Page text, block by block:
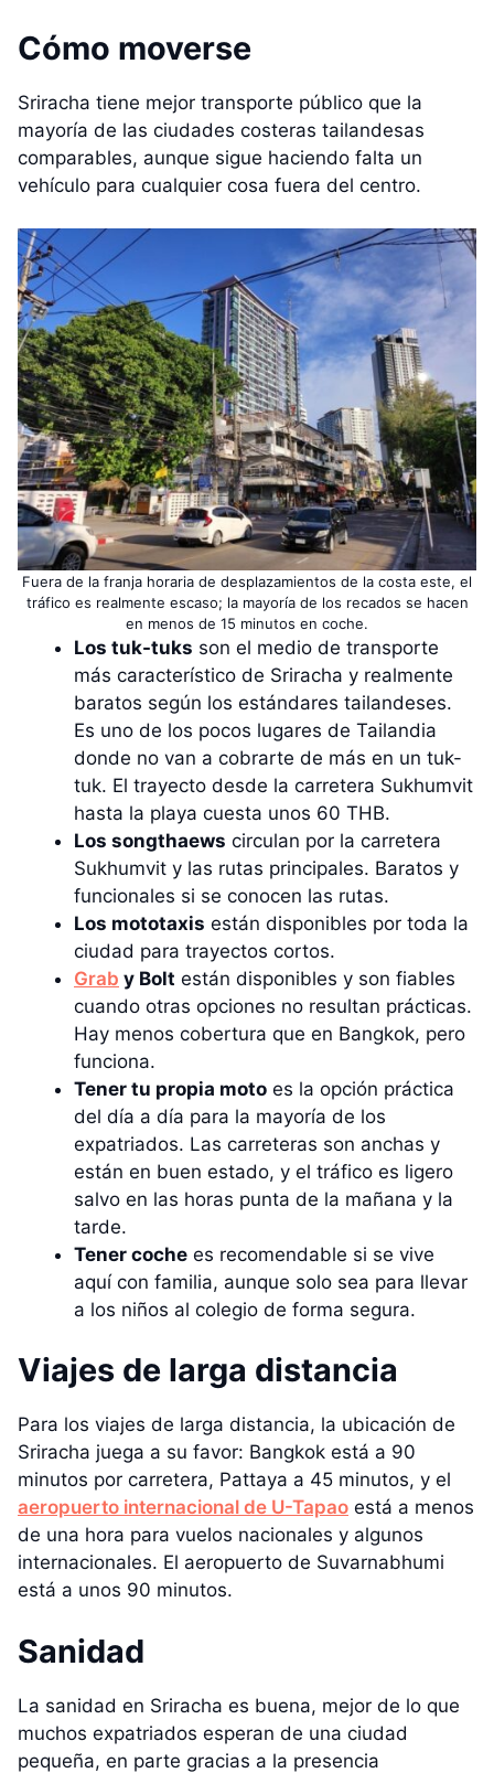
Cómo moverse
Sriracha tiene mejor transporte público que la
mayoría de las ciudades costeras tailandesas
comparables, aunque sigue haciendo falta un
vehículo para cualquier cosa fuera del centro.
Fuera de la franja horaria de desplazamientos de la costa este, el
tráfico es realmente escaso; la mayoría de los recados se hacen
en menos de 15 minutos en coche.
Los tuk-tuks son el medio de transporte
más característico de Sriracha y realmente
baratos según los estándares tailandeses.
Es uno de los pocos lugares de Tailandia
donde no van a cobrarte de más en un tuk-
tuk. El trayecto desde la carretera Sukhumvit
hasta la playa cuesta unos 60 THB.
Los songthaews circulan por la carretera
Sukhumvit y las rutas principales. Baratos y
funcionales si se conocen las rutas.
Los mototaxis están disponibles por toda la
ciudad para trayectos cortos.
Grab y Bolt están disponibles y son fiables
cuando otras opciones no resultan prácticas.
Hay menos cobertura que en Bangkok, pero
funciona.
Tener tu propia moto es la opción práctica
del día a día para la mayoría de los
expatriados. Las carreteras son anchas y
están en buen estado, y el tráfico es ligero
salvo en las horas punta de la mañana y la
tarde.
Tener coche es recomendable si se vive
aquí con familia, aunque solo sea para llevar
a los niños al colegio de forma segura.
Viajes de larga distancia
Para los viajes de larga distancia, la ubicación de
Sriracha juega a su favor: Bangkok está a 90
minutos por carretera, Pattaya a 45 minutos, y el
aeropuerto internacional de U-Tapao está a menos
de una hora para vuelos nacionales y algunos
internacionales. El aeropuerto de Suvarnabhumi
está a unos 90 minutos.
Sanidad
La sanidad en Sriracha es buena, mejor de lo que
muchos expatriados esperan de una ciudad
pequeña, en parte gracias a la presencia